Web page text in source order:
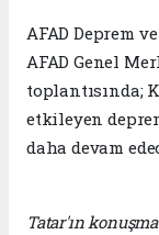
AFAD Deprem
AFAD Genel
toplantısında;
etkileyen
daha devam
Tatar'ın